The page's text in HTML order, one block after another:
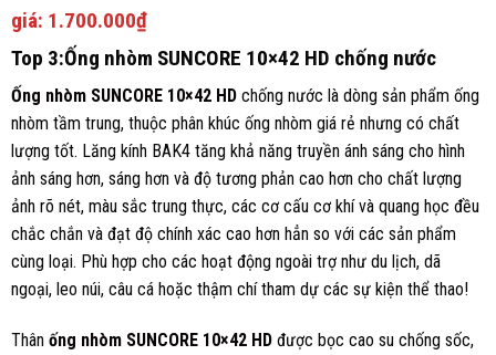
giá: 1.700.000₫
Top 3:Ống nhòm SUNCORE 10×42 HD chống nước
Ống nhòm SUNCORE 10×42 HD chống nước là dòng sản phẩm ống
nhòm tầm trung, thuộc phân khúc ống nhòm giá rẻ nhưng có chất
lượng tốt. Lăng kính BAK4 tăng khả năng truyền ánh sáng cho hình
ảnh sáng hơn, sáng hơn và độ tương phản cao hơn cho chất lượng
ảnh rõ nét, màu sắc trung thực, các cơ cấu cơ khí và quang học đều
chắc chắn và đạt độ chính xác cao hơn hẳn so với các sản phẩm
cùng loại. Phù hợp cho các hoạt động ngoài trợ như du lịch, dã
ngoại, leo núi, câu cá hoặc thậm chí tham dự các sự kiện thể thao!
Thân ống nhòm SUNCORE 10×42 HD được bọc cao su chống sốc,